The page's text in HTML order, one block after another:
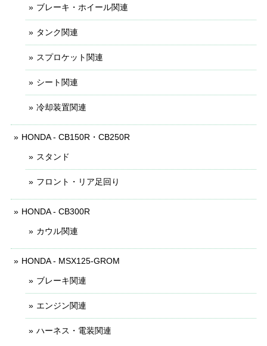
ブレーキ・ホイール関連
タンク関連
スプロケット関連
シート関連
冷却装置関連
HONDA - CB150R・CB250R
スタンド
フロント・リア足回り
HONDA - CB300R
カウル関連
HONDA - MSX125-GROM
ブレーキ関連
エンジン関連
ハーネス・電装関連